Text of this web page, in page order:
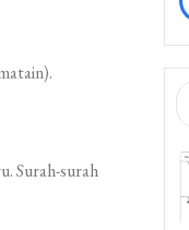
Surah-surah